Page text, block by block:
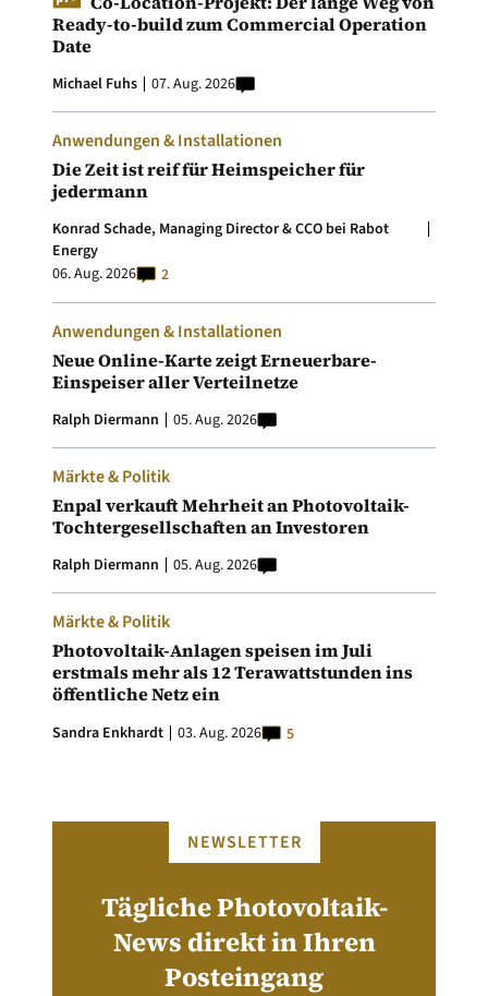
Ready-to-build zum Commercial Operation
Date
Michael Fuhs 07. Aug. 2026
Anwendungen & Installationen
Die Zeit ist reif für Heimspeicher für
jedermann
Konrad Schade, Managing Director & CCO bei Rabot
Energy
06. Aug. 2026
2
Anwendungen & Installationen
Neue Online-Karte zeigt Erneuerbare-
Einspeiser aller Verteilnetze
Ralph Diermann 05. Aug. 2026
Märkte & Politik
Enpal verkauft Mehrheit an Photovoltaik-
Tochtergesellschaften an Investoren
Ralph Diermann 05. Aug. 2026
Märkte & Politik
Photovoltaik-Anlagen speisen im Juli
erstmals mehr als 12 Terawattstunden ins
öffentliche Netz ein
Sandra Enkhardt 03. Aug. 2026 5
NEWSLETTER
Tägliche Photovoltaik-
News direkt in Ihren
Posteingang